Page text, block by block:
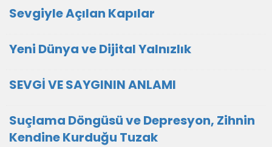
Sevgiyle Açılan Kapılar
Yeni Dünya ve Dijital Yalnızlık
SEVGİ VE SAYGININ ANLAMI
Suçlama Döngüsü ve Depresyon, Zihnin
Kendine Kurduğu Tuzak